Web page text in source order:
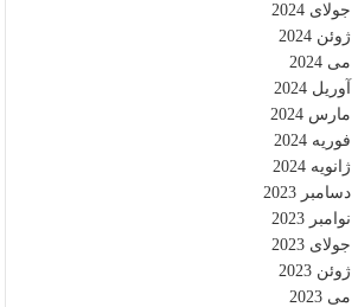
جولای 2024
ژوئن 2024
می 2024
آوریل 2024
مارس 2024
فوریه 2024
ژانویه 2024
دسامبر 2023
نوامبر 2023
جولای 2023
ژوئن 2023
می 2023